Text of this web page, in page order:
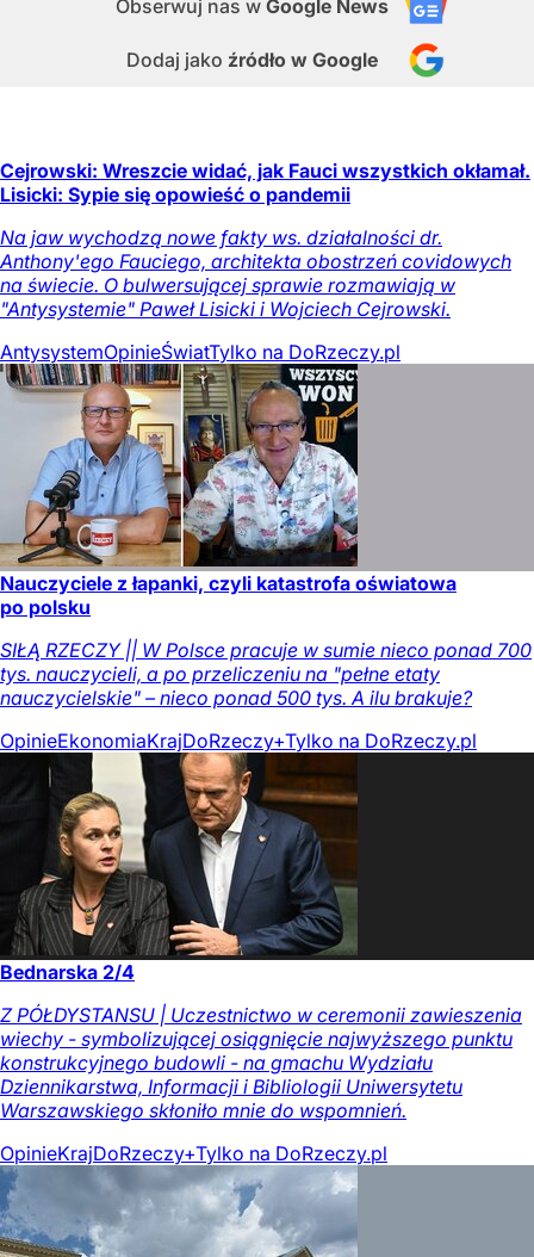
Obserwuj nas w Google News
Dodaj jako źródło w Google
Cejrowski: Wreszcie widać, jak Fauci wszystkich okłamał.
Lisicki: Sypie się opowieść o pandemii
Na jaw wychodzą nowe fakty ws. działalności dr.
Anthony'ego Fauciego, architekta obostrzeń covidowych
na świecie. O bulwersującej sprawie rozmawiają w
"Antysystemie" Paweł Lisicki i Wojciech Cejrowski.
AntysystemOpinieŚwiatTylko na DoRzeczy.pl
Nauczyciele z łapanki, czyli katastrofa oświatowa
po polsku
SIŁĄ RZECZY || W Polsce pracuje w sumie nieco ponad 700
tys. nauczycieli, a po przeliczeniu na "pełne etaty
nauczycielskie" – nieco ponad 500 tys. A ilu brakuje?
OpinieEkonomiaKrajDoRzeczy+Tylko na DoRzeczy.pl
Bednarska 2/4
Z PÓŁDYSTANSU | Uczestnictwo w ceremonii zawieszenia
wiechy - symbolizującej osiągnięcie najwyższego punktu
konstrukcyjnego budowli - na gmachu Wydziału
Dziennikarstwa, Informacji i Bibliologii Uniwersytetu
Warszawskiego skłoniło mnie do wspomnień.
OpinieKrajDoRzeczy+Tylko na DoRzeczy.pl